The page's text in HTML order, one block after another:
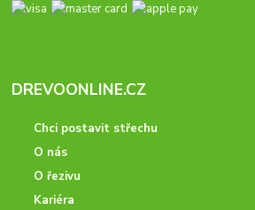
DREVOONLINE.CZ
Chci postavit střechu
O nás
O řezivu
Kariéra